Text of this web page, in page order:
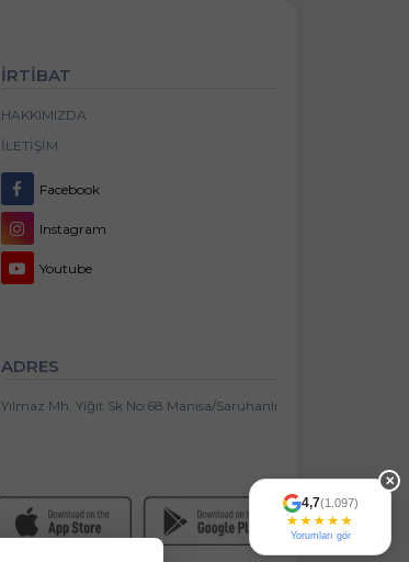
İRTİBAT
HAKKIMIZDA
İLETIŞIM
Facebook
Instagram
Youtube
ADRES
Yılmaz Mh. Yiğit Sk No:68 Manisa/Saruhanlı
4,7(1.097)
Yorumları gör
✕